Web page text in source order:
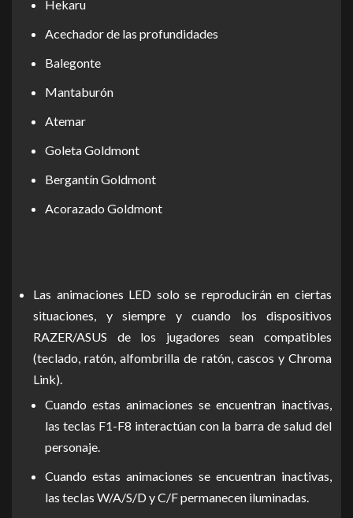
Hekaru
Acechador de las profundidades
Balegonte
Mantaburón
Atemar
Goleta Goldmont
Bergantín Goldmont
Acorazado Goldmont
Las animaciones LED solo se reproducirán en ciertas
situaciones, y siempre y cuando los dispositivos
RAZER/ASUS de los jugadores sean compatibles
(teclado, ratón, alfombrilla de ratón, cascos y Chroma
Link).
Cuando estas animaciones se encuentran inactivas,
las teclas F1-F8 interactúan con la barra de salud del
personaje.
Cuando estas animaciones se encuentran inactivas,
las teclas W/A/S/D y C/F permanecen iluminadas.